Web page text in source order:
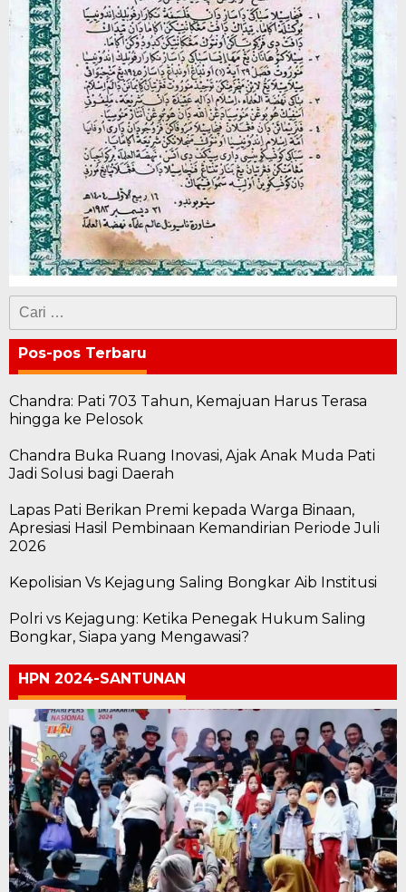
Cari
untuk:
Pos-pos Terbaru
Chandra: Pati 703 Tahun, Kemajuan Harus Terasa
hingga ke Pelosok
Chandra Buka Ruang Inovasi, Ajak Anak Muda Pati
Jadi Solusi bagi Daerah
Lapas Pati Berikan Premi kepada Warga Binaan,
Apresiasi Hasil Pembinaan Kemandirian Periode Juli
2026
Kepolisian Vs Kejagung Saling Bongkar Aib Institusi
Polri vs Kejagung: Ketika Penegak Hukum Saling
Bongkar, Siapa yang Mengawasi?
HPN 2024-SANTUNAN